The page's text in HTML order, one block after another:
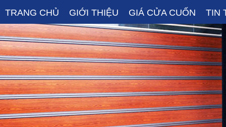
TRANG CHỦ GIỚI THIỆU GIÁ CỬA CUỐN TIN